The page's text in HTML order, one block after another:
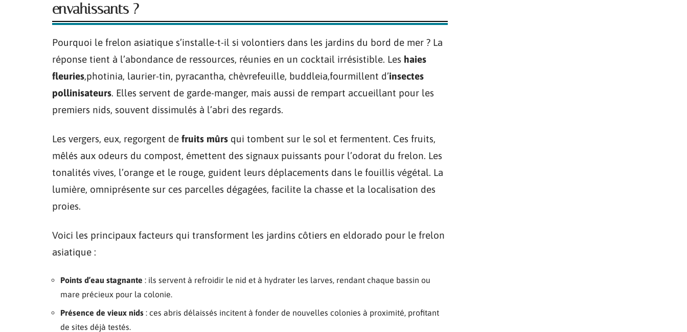
envahissants ?
Pourquoi le frelon asiatique s’installe-t-il si volontiers dans les jardins du bord de mer ? La
réponse tient à l’abondance de ressources, réunies en un cocktail irrésistible. Les haies
fleuries,photinia, laurier-tin, pyracantha, chèvrefeuille, buddleia,fourmillent d’insectes
pollinisateurs. Elles servent de garde-manger, mais aussi de rempart accueillant pour les
premiers nids, souvent dissimulés à l’abri des regards.
Les vergers, eux, regorgent de fruits mûrs qui tombent sur le sol et fermentent. Ces fruits,
mêlés aux odeurs du compost, émettent des signaux puissants pour l’odorat du frelon. Les
tonalités vives, l’orange et le rouge, guident leurs déplacements dans le fouillis végétal. La
lumière, omniprésente sur ces parcelles dégagées, facilite la chasse et la localisation des
proies.
Voici les principaux facteurs qui transforment les jardins côtiers en eldorado pour le frelon
asiatique :
Points d’eau stagnante : ils servent à refroidir le nid et à hydrater les larves, rendant chaque bassin ou
mare précieux pour la colonie.
Présence de vieux nids : ces abris délaissés incitent à fonder de nouvelles colonies à proximité, profitant
de sites déjà testés.